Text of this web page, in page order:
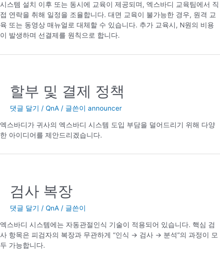
시스템 설치 이후 또는 동시에 교육이 제공되며, 엑스바디 교육팀에서 직
접 연락을 취해 일정을 조율합니다. 대면 교육이 불가능한 경우, 원격 교
육 또는 동영상 매뉴얼로 대체할 수 있습니다. 추가 교육시, N원의 비용
이 발생하며 선결제를 원칙으로 합니다.
할부 및 결제 정책
댓글 달기 / QnA / 글쓴이 announcer
엑스바디가 귀사의 엑스바디 시스템 도입 부담을 덜어드리기 위해 다양
한 아이디어를 제안드리겠습니다.
검사 복장
댓글 달기 / QnA / 글쓴이
엑스바디 시스템에는 자동관절인식 기술이 적용되어 있습니다. 핵심 검
사 항목은 피검자의 복장과 무관하게 “인식 → 검사 → 분석”의 과정이 모
두 가능합니다.